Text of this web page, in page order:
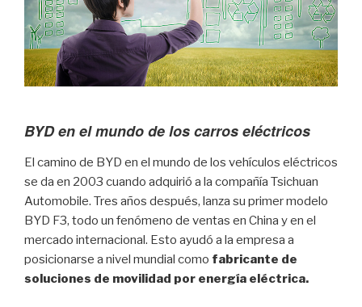
BYD en el mundo de los carros eléctricos
El camino de BYD en el mundo de los vehículos eléctricos
se da en 2003 cuando adquirió a la compañía Tsichuan
Automobile. Tres años después, lanza su primer modelo
BYD F3, todo un fenómeno de ventas en China y en el
mercado internacional. Esto ayudó a la empresa a
posicionarse a nivel mundial como fabricante de
soluciones de movilidad por energía eléctrica.